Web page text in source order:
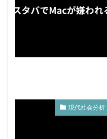
現代社会分析